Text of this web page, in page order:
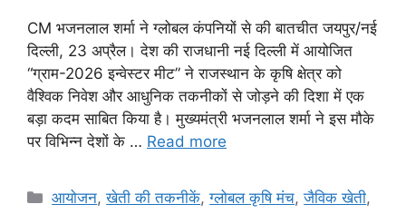
CM भजनलाल शर्मा ने ग्लोबल कंपनियों से की बातचीत जयपुर/नई
दिल्ली, 23 अप्रैल। देश की राजधानी नई दिल्ली में आयोजित
“ग्राम-2026 इन्वेस्टर मीट” ने राजस्थान के कृषि क्षेत्र को
वैश्विक निवेश और आधुनिक तकनीकों से जोड़ने की दिशा में एक
बड़ा कदम साबित किया है। मुख्यमंत्री भजनलाल शर्मा ने इस मौके
पर विभिन्न देशों के … Read more
आयोजन,खेती की तकनीकें,ग्लोबल कृषि मंच,जैविक खेती,